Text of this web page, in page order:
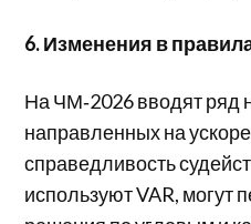
6. Изменения в
На ЧМ‑2026 вводят ряд
направленных на
справедливость
используют VAR, могут